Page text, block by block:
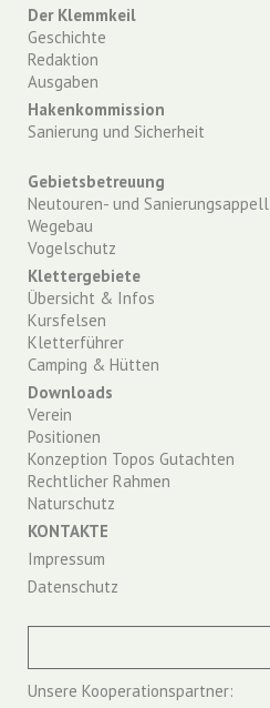
Der Klemmkeil
Geschichte
Redaktion
Ausgaben
Hakenkommission
Sanierung und Sicherheit
Gebietsbetreuung
Neutouren- und Sanierungsappell
Wegebau
Vogelschutz
Klettergebiete
Übersicht & Infos
Kursfelsen
Kletterführer
Camping & Hütten
Downloads
Verein
Positionen
Konzeption Topos Gutachten
Rechtlicher Rahmen
Naturschutz
KONTAKTE
Impressum
Datenschutz
Unsere Kooperationspartner: